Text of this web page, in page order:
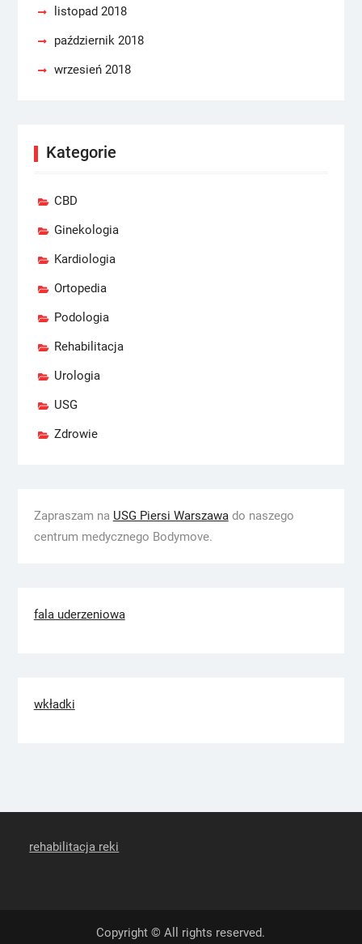
listopad 2018
październik 2018
wrzesień 2018
Kategorie
CBD
Ginekologia
Kardiologia
Ortopedia
Podologia
Rehabilitacja
Urologia
USG
Zdrowie
Zapraszam na USG Piersi Warszawado naszego
centrum medycznego Bodymove.
fala uderzeniowa
wkładki
rehabilitacja reki
Copyright © All rights reserved.